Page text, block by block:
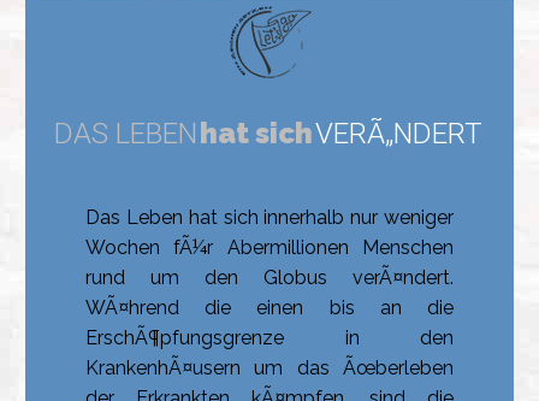
DAS LEBENhat sichVERÃ„NDERT
Das Leben hat sich innerhalb nur weniger
Wochen fÃ¼r Abermillionen Menschen
rund um den Globus verÃ¤ndert.
WÃ¤hrend die einen bis an die
ErschÃ¶pfungsgrenze in den
KrankenhÃ¤usern um das Ãœberleben